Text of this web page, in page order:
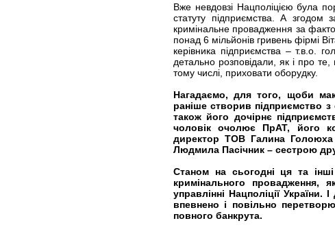
Вже невдовзі Нацполіцією була
статуту підприємства. А згодом
кримінальне провадження за
понад 6 мільйонів гривень фірмі
керівника підприємства – т.в.о.
детально розповідали, як і про
тому числі, приховати оборудку.
Нагадаємо, для того, щоби
раніше створив підприємство
також його дочірнє
чоловік очолює ПрАТ, його
директор ТОВ Галина
Людмила Пасічник – сестрою
Станом на сьогодні ця та
кримінального провадження,
управлінні Нацполіції
впевнено і повільно
повного банкрута.